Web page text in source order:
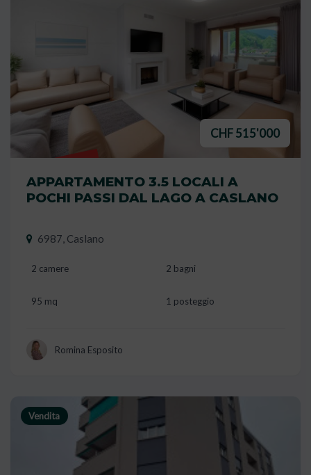
CHF 515'000
APPARTAMENTO 3.5 LOCALI A
POCHI PASSI DAL LAGO A CASLANO
6987, Caslano
2 camere 2 bagni
95 mq 1 posteggio
Romina Esposito
Vendita